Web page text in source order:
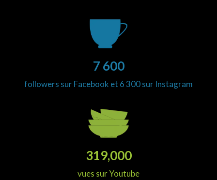
7 600
followers sur Facebook et 6 300 sur Instagram
319,000
vues sur Youtube